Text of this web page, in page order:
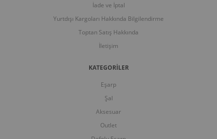
İade ve İptal
Yurtdışı Kargoları Hakkında Bilgilendirme
Toptan Satış Hakkında
İletişim
KATEGORİLER
Eşarp
Şal
Aksesuar
Outlet